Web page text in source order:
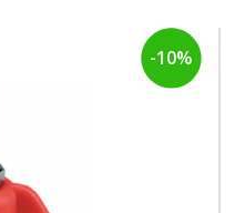
-10%